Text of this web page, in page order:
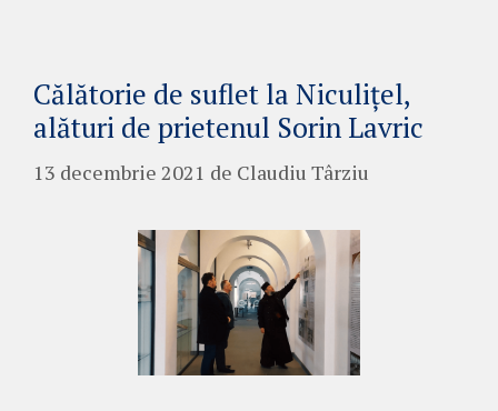
Călătorie de suflet la Niculițel,
alături de prietenul Sorin Lavric
13 decembrie 2021 de Claudiu Târziu